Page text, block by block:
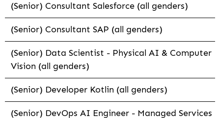
(Senior) Consultant Salesforce (all genders)
(Senior) Consultant SAP (all genders)
(Senior) Data Scientist - Physical AI & Computer
Vision (all genders)
(Senior) Developer Kotlin (all genders)
(Senior) DevOps AI Engineer - Managed Services